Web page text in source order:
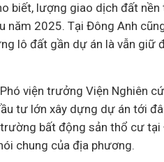
biết, lượng giao dịch đất
năm 2025. Tại Đông Anh
lô đất gần dự án là vẫn
viện trưởng Viện Nghiên
tư lớn xây dựng dự án tới
bất động sản thổ cư
chung của địa phương.